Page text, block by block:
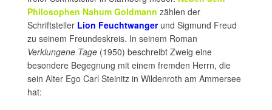
Philosophen Nahum Goldmann zählen der
Schriftsteller Lion Feuchtwangerund Sigmund Freud
zu seinem Freundeskreis. In seinem Roman
Verklungene Tage (1950) beschreibt Zweig eine
besondere Begegnung mit einem fremden Herrn, die
sein Alter Ego Carl Steinitz in Wildenroth am Ammersee
hat: